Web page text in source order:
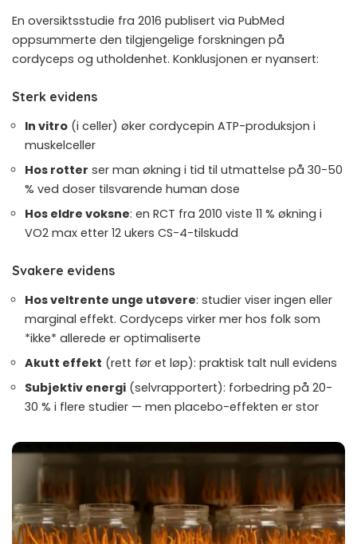
En oversiktsstudie fra 2016 publisert via PubMed
oppsummerte den tilgjengelige forskningen på
cordyceps og utholdenhet. Konklusjonen er nyansert:
Sterk evidens
In vitro (i celler) øker cordycepin ATP-produksjon i
muskelceller
Hos rotter ser man økning i tid til utmattelse på 30-50
% ved doser tilsvarende human dose
Hos eldre voksne: en RCT fra 2010 viste 11 % økning i
VO2 max etter 12 ukers CS-4-tilskudd
Svakere evidens
Hos veltrente unge utøvere: studier viser ingen eller
marginal effekt. Cordyceps virker mer hos folk som
*ikke* allerede er optimaliserte
Akutt effekt (rett før et løp): praktisk talt null evidens
Subjektiv energi (selvrapportert): forbedring på 20-
30 % i flere studier — men placebo-effekten er stor